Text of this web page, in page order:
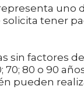
uno
solicita tener
sin factores
80 o 90
pueden